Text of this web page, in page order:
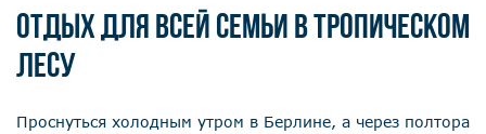
ОТДЫХ ДЛЯ ВСЕЙ СЕМЬИ В ТРОПИЧЕСКОМ
ЛЕСУ
Проснуться холодным утром в Берлине, а через полтора